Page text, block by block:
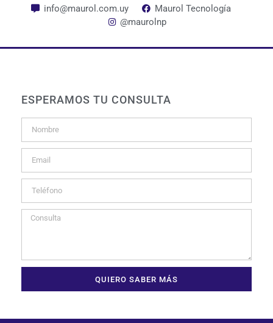
info@maurol.com.uy
Maurol Tecnología
@maurolnp
ESPERAMOS TU CONSULTA
QUIERO SABER MÁS